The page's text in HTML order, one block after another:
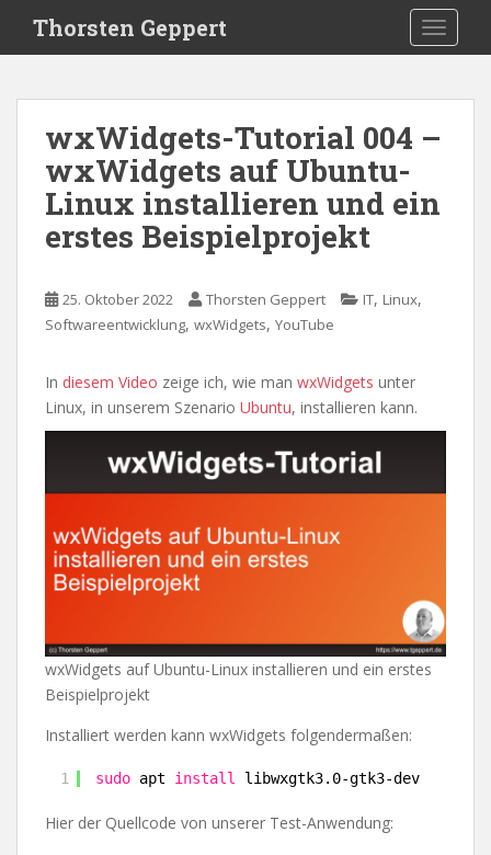
i
Thorsten Geppert
wxWidgets-Tutorial 004 –
wxWidgets auf Ubuntu-
Linux installieren und ein
erstes Beispielprojekt
25. Oktober 2022 Thorsten Geppert IT, Linux,
Softwareentwicklung, wxWidgets, YouTube
In diesem Video zeige ich, wie man wxWidgets unter
Linux, in unserem Szenario Ubuntu, installieren kann.
wxWidgets auf Ubuntu-Linux installieren und ein erstes
Beispielprojekt
Installiert werden kann wxWidgets folgendermaßen:
1 sudo apt install libwxgtk3.0-gtk3-dev
Hier der Quellcode von unserer Test-Anwendung: